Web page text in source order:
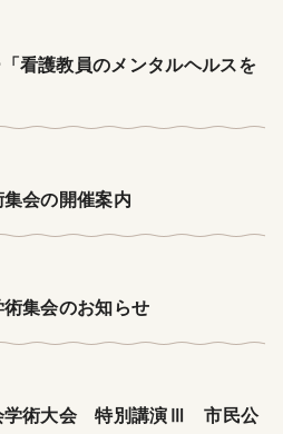
看護教員のメンタルヘルスを
会の開催案内
集会のお知らせ
学術大会 特別講演Ⅲ 市民公